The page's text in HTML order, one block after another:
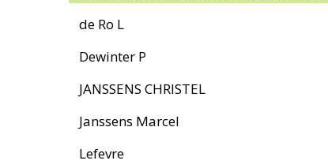
de Ro L
Dewinter P
JANSSENS CHRISTEL
Janssens Marcel
Lefevre